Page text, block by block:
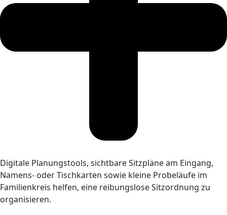
Digitale Planungstools, sichtbare Sitzpläne am Eingang,
Namens- oder Tischkarten sowie kleine Probeläufe im
Familienkreis helfen, eine reibungslose Sitzordnung zu
organisieren.